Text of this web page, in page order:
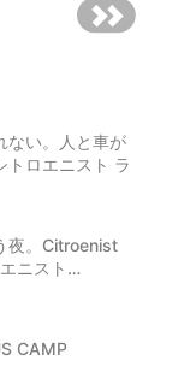
ない。人と車が
トロエニスト ラ
夜。Citroenist
ニスト…
CAMP